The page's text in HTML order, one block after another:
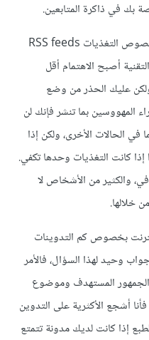
بك في ذاكرة المتابعين.
بالطبع فإن النقطة التي ذكرها السائل بخصوص التغذيات RSS feeds
أصبح الاهتمام أقل
عليك الحذر من وضع
المهووسين بما تنشر فإنك لن
الحالات الأخرى، ولكن إذا
كانت التغذيات وحدها تكفي.
والكثير من الأشخاص لا
خلالها.
بخصوص كم التدوينات
وحيد لهذا السؤال، فالأمر
المستهدف وموضوع
أشجع الأكثرية على التدوين
إذا كانت لديك مدونة تتمتع